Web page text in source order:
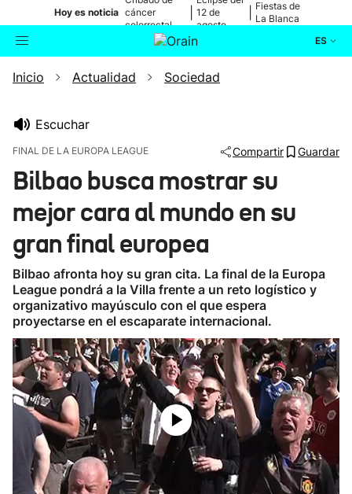
Hoy es noticia cáncer
colorrectal
12 de
agosto
Fiestas de
La Blanca
ES
Buscador Actualidad
Ikusmiran
Eguraldia
Inicio Actualidad Sociedad
Escuchar
FINAL DE LA EUROPA LEAGUE Compartir Guardar
Bilbao busca mostrar su
mejor cara al mundo en su
gran final europea
Bilbao afronta hoy su gran cita. La final de la Europa
League pondrá a la Villa frente a un reto logístico y
organizativo mayúsculo con el que espera
proyectarse en el escaparate internacional.